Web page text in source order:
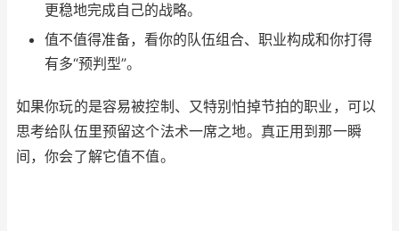
更稳地完成自己的战略。
值不值得准备，看你的队伍组合、职业构成和你打得
有多“预判型”。
如果你玩的是容易被控制、又特别怕掉节拍的职业，可以
思考给队伍里预留这个法术一席之地。真正用到那一瞬
间，你会了解它值不值。